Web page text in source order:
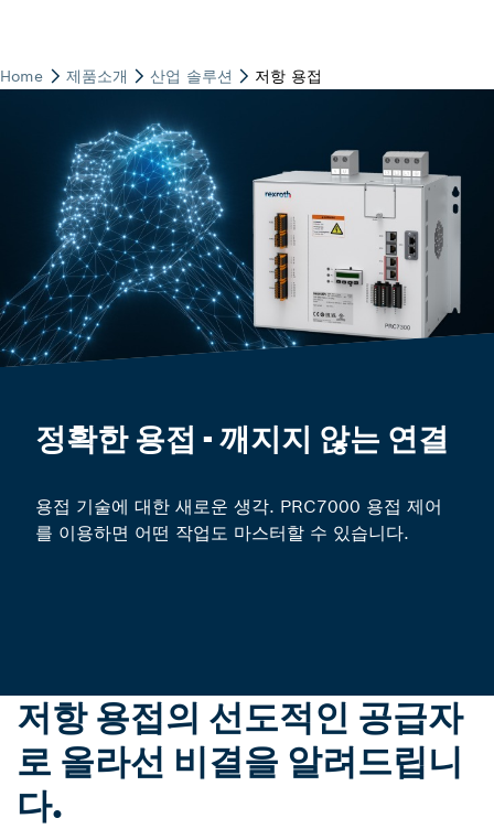
정확한 용접 - 깨지지 않는 연결
용접 기술에 대한 새로운 생각. PRC7000 용접 제어
를 이용하면 어떤 작업도 마스터할 수 있습니다.
저항 용접의 선도적인 공급자
로 올라선 비결을 알려드립니
다.